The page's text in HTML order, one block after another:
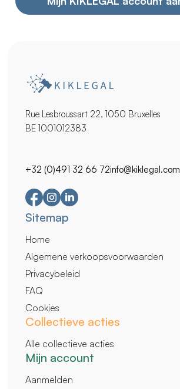
Rue Lesbroussart 22, 1050 Bruxelles
BE 1001012383
+32 (0)491 32 66 72info@kiklegal.com
Secundaire
navigatie
Sitemap
Home
Algemene verkoopsvoorwaarden
Privacybeleid
FAQ
Cookies
Collectieve acties
Alle collectieve acties
Mijn account
Aanmelden